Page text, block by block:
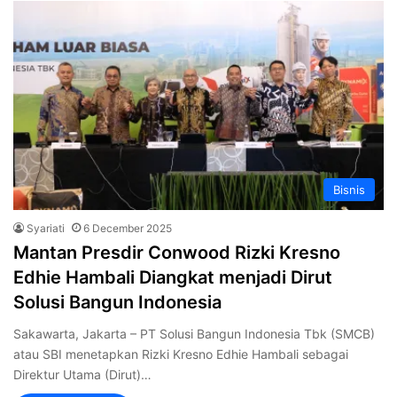
Bisnis
Syariati 6 December 2025
Mantan Presdir Conwood Rizki Kresno
Edhie Hambali Diangkat menjadi Dirut
Solusi Bangun Indonesia
Sakawarta, Jakarta – PT Solusi Bangun Indonesia Tbk (SMCB)
atau SBI menetapkan Rizki Kresno Edhie Hambali sebagai
Direktur Utama (Dirut)…